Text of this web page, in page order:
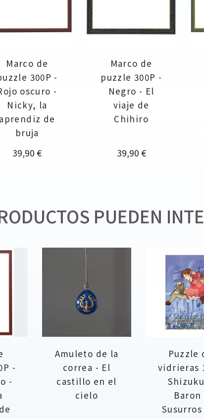
Marco de
300P -
oscuro -
Nicky, la
aprendiz de
bruja
Precio
39,90 €
Marco de
puzzle 300P -
Negro - El
viaje de
Chihiro
Precio
39,90 €
PUEDEN
-
-
Amuleto de la
correa - El
castillo en el
cielo
Puzzle
vidrieras
Baron